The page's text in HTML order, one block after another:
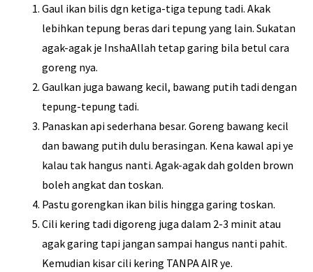
Gaul ikan bilis dgn ketiga-tiga tepung tadi. Akak
lebihkan tepung beras dari tepung yang lain. Sukatan
agak-agak je InshaAllah tetap garing bila betul cara
goreng nya.
Gaulkan juga bawang kecil, bawang putih tadi dengan
tepung-tepung tadi.
Panaskan api sederhana besar. Goreng bawang kecil
dan bawang putih dulu berasingan. Kena kawal api ye
kalau tak hangus nanti. Agak-agak dah golden brown
boleh angkat dan toskan.
Pastu gorengkan ikan bilis hingga garing toskan.
Cili kering tadi digoreng juga dalam 2-3 minit atau
agak garing tapi jangan sampai hangus nanti pahit.
Kemudian kisar cili kering TANPA AIR ye.